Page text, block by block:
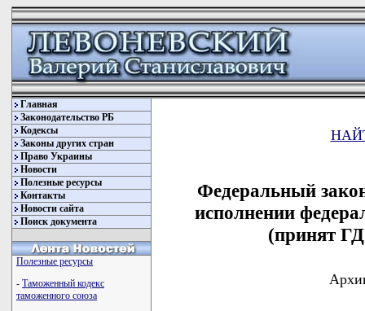
Главная
Законодательство РБ
Кодексы
Законы других стран
Право Украины
Новости
Полезные ресурсы
Контакты
Новости сайта
Поиск документа
Полезные ресурсы
- Таможенный кодекс
таможенного союза
Федеральный
исполнении
(принят